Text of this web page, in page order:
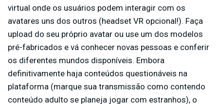
virtual onde os usuários podem interagir com os
avatares uns dos outros (headset VR opcional!). Faça
upload do seu próprio avatar ou use um dos modelos
pré-fabricados e vá conhecer novas pessoas e conferir
os diferentes mundos disponíveis. Embora
definitivamente haja conteúdos questionáveis na
plataforma (marque sua transmissão como contendo
conteúdo adulto se planeja jogar com estranhos), o